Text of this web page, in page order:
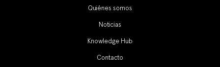
Quiénes somos
Noticias
Knowledge Hub
Contacto